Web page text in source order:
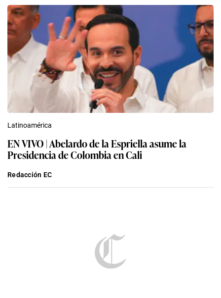
Latinoamérica
EN VIVO | Abelardo de la Espriella asume la
Presidencia de Colombia en Cali
Redacción EC